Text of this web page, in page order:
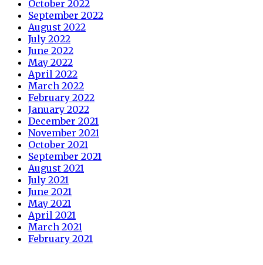
October 2022
September 2022
August 2022
July 2022
June 2022
May 2022
April 2022
March 2022
February 2022
January 2022
December 2021
November 2021
October 2021
September 2021
August 2021
July 2021
June 2021
May 2021
April 2021
March 2021
February 2021